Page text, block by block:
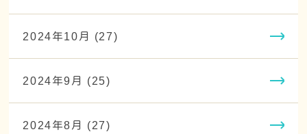
2024年10月 (27)
2024年9月 (25)
2024年8月 (27)